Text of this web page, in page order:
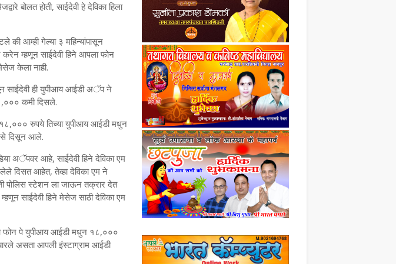
बोलत होती, साईदेवी हे देविका हिला
की आम्ही गेल्या ३ महिन्यांपासून
म्हणून साईदेवी हिने आपला फोन
केला नाही.
साईदेवी ही युपीआय आईडी अॅप ने
कमी दिसले.
१८,००० रुपये तिच्या युपीआय आईडी मधुन
दिसून आले.
अॅपवर आहे, साईदेवी हिने देविका एम
दिसत आहेत, तेव्हा देविका एम ने
पोलिस स्टेशन ला जाऊन तक्रार देत
साईदेवी हिने मेसेज साठी देविका एम
फोन पे युपीआय आईडी मधुन १८,०००
असता आपली इंस्टाग्राम आईडी